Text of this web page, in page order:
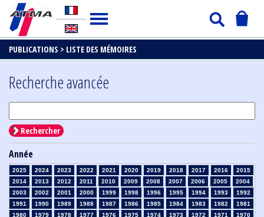
PUBLICATIONS > LISTE DES MÉMOIRES
Recherche avancée
Rechercher
Année
2025 2024 2023 2022 2021 2020 2019 2018 2017 2016
2015
2014
2013 2012 2011 2010 2009 2008 2007 2006 2005
2004
2003
2002 2001 2000 1999 1998 1996 1995 1994 1993
1992
1991
1990 1989 1988 1987 1986 1985 1984 1983 1982
1981
1980
1979 1978 1977 1976 1975 1974 1973 1972 1971
1970